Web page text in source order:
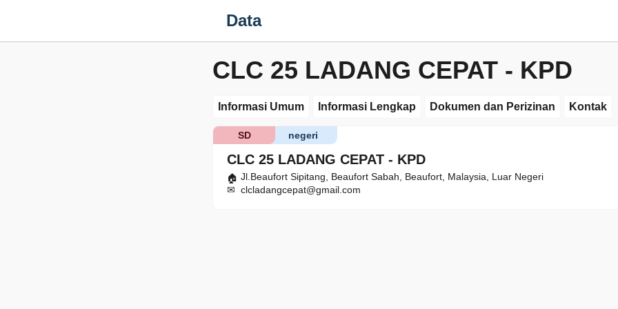
Data
CLC 25 LADANG CEPAT - KPD
Informasi Umum Informasi Lengkap Dokumen dan Perizinan Kontak
CLC 25 LADANG CEPAT - KPD
negeri
SD
Jl.Beaufort Sipitang, Beaufort Sabah, Beaufort, Malaysia, Luar Negeri
clcladangcepat@gmail.com